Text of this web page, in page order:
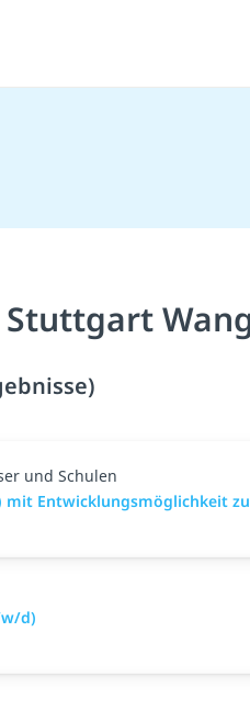
und Schulen
mit Entwicklungsmöglichkeit
d)